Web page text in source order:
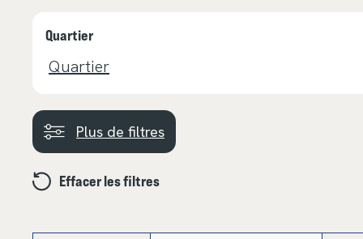
Quartier
Effacer les filtres
Plus de filtres